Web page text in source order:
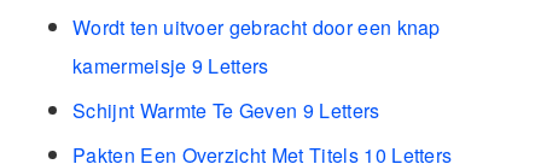
Wordt ten uitvoer gebracht door een knap
kamermeisje 9 Letters
Schijnt Warmte Te Geven 9 Letters
Pakten Een Overzicht Met Titels 10 Letters